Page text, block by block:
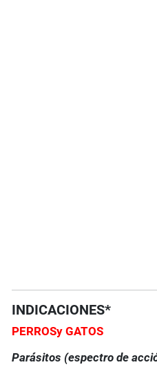
INDICACIONES*
PERROSy GATOS
Parásitos (espectro de